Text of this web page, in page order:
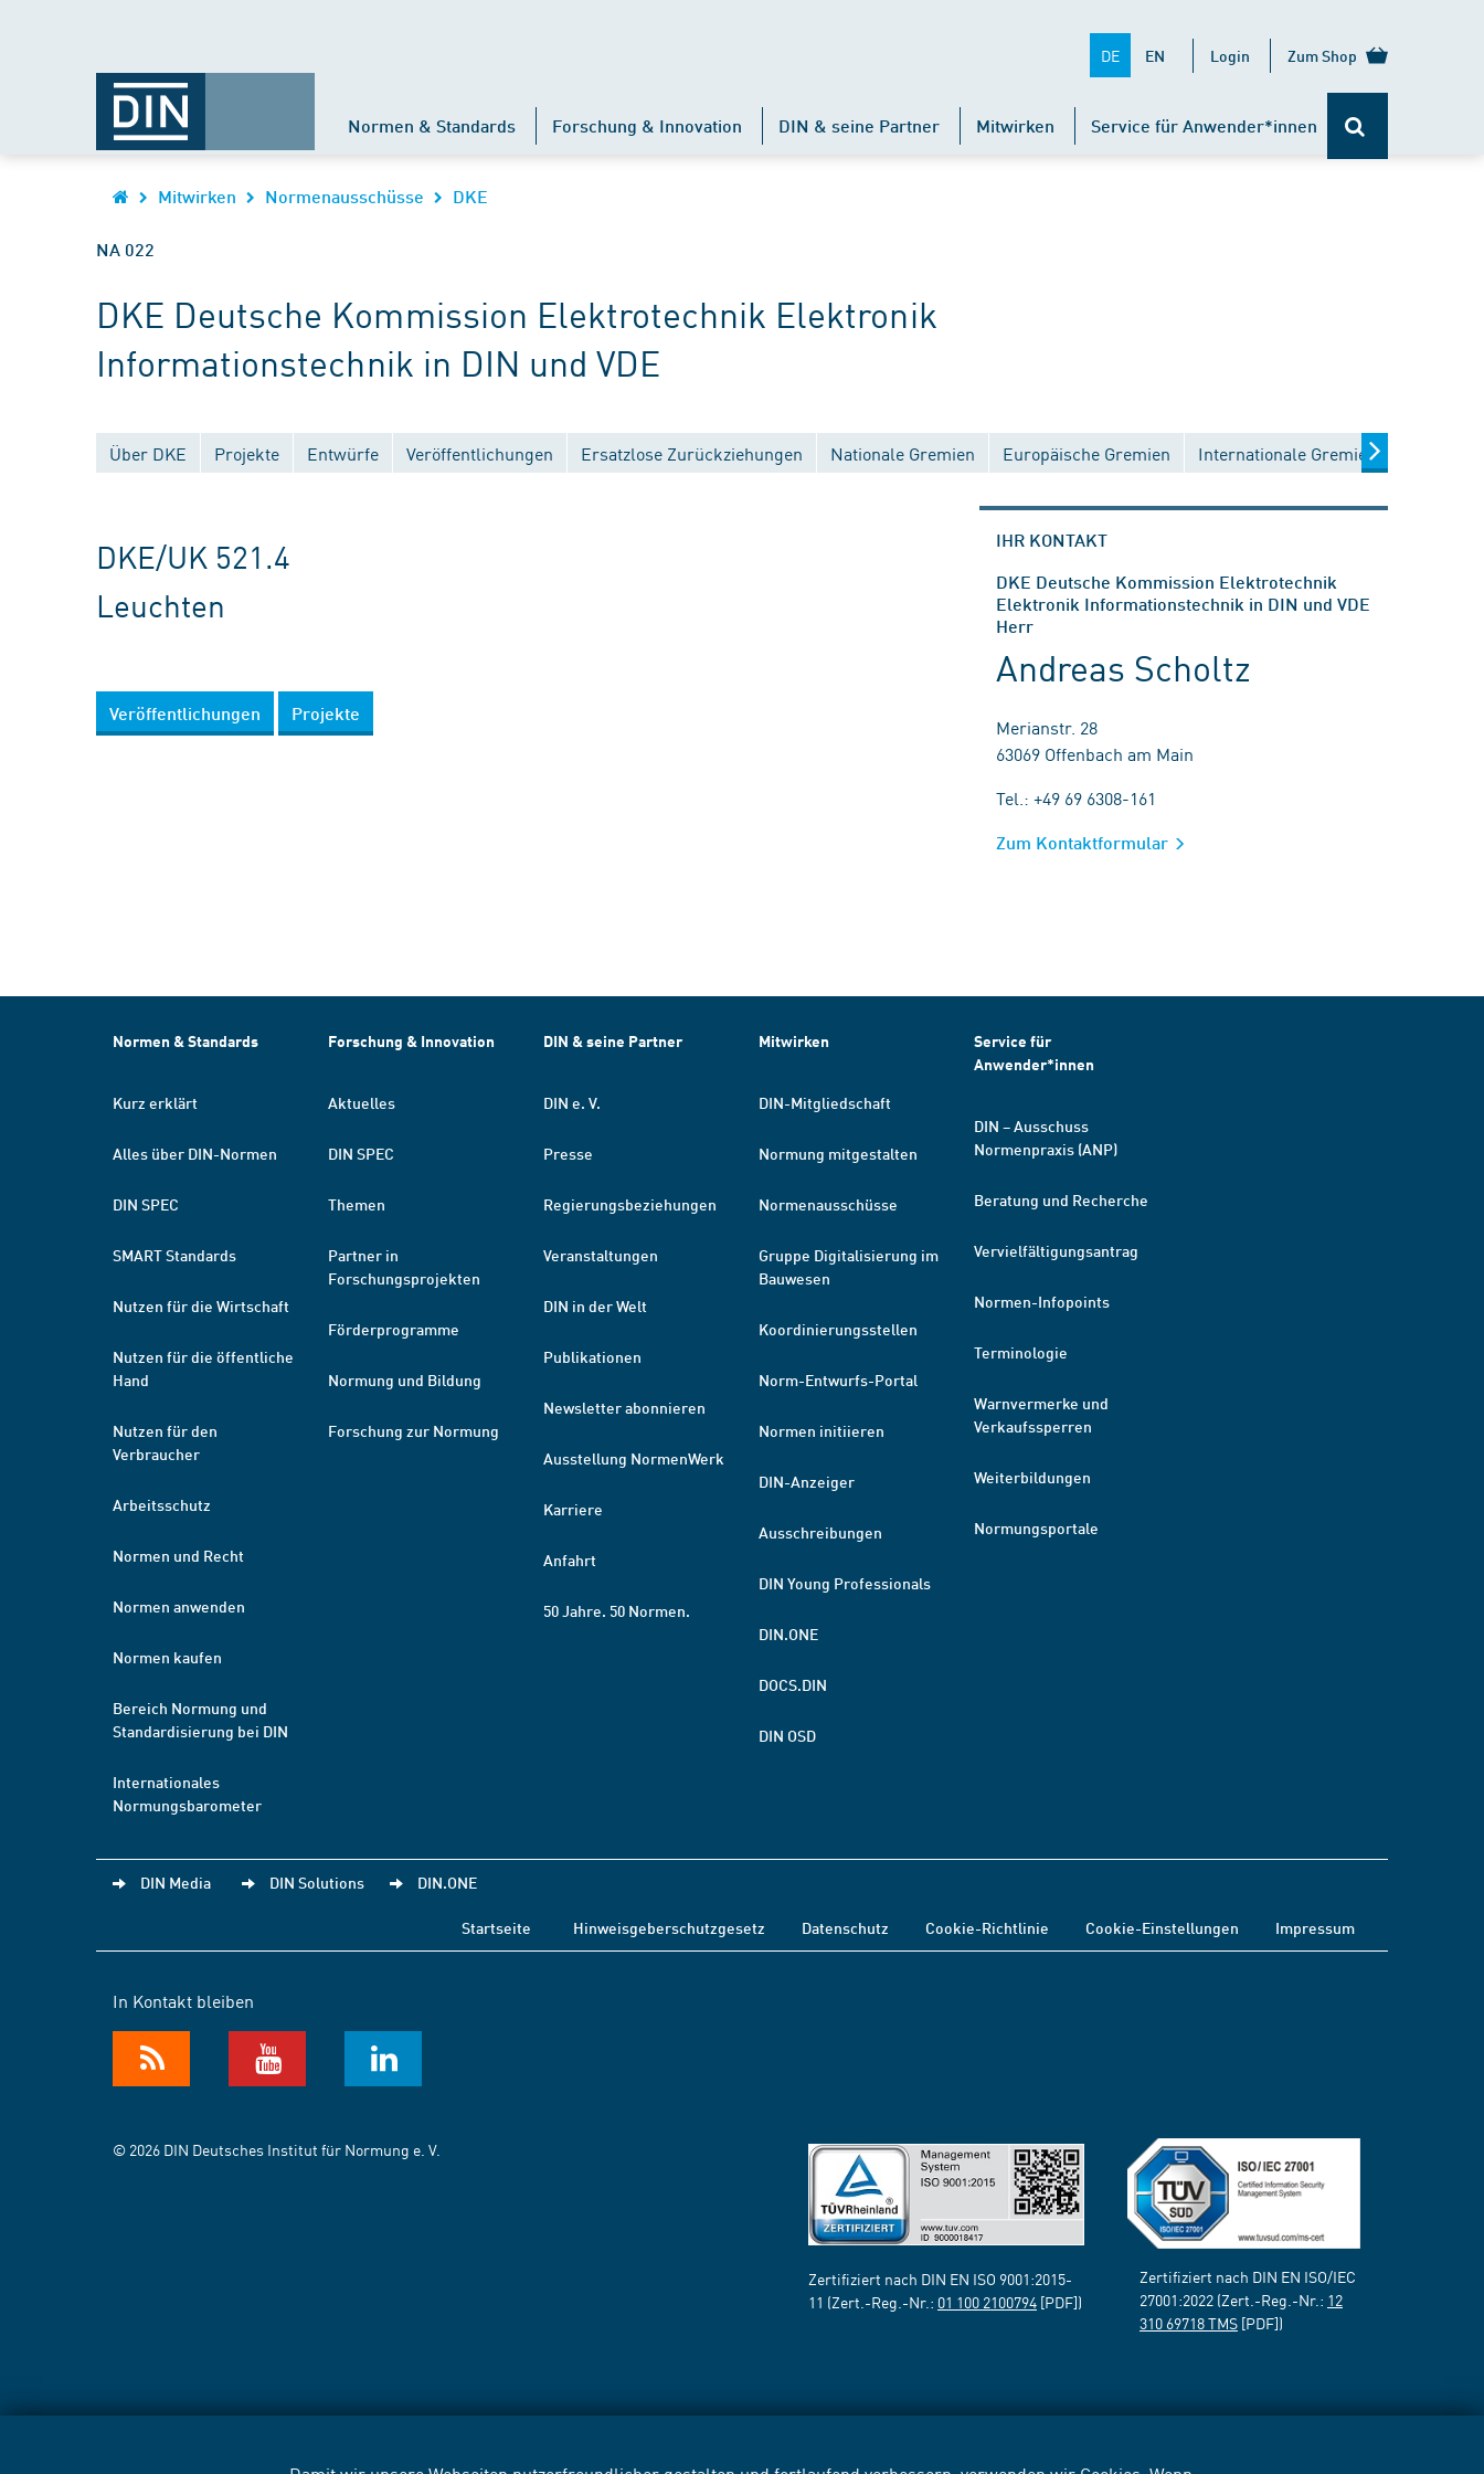
DE EN Login Zum Shop
Normen & Standards Forschung & Innovation DIN & seine Partner Mitwirken Service für Anwender*innen
Mitwirken Normenausschüsse DKE
NA 022
DKE Deutsche Kommission Elektrotechnik Elektronik
Informationstechnik in DIN und VDE
Über DKE Projekte Entwürfe Veröffentlichungen Ersatzlose Zurückziehungen Nationale Gremien Europäische Gremien Internationale Gremien
DKE/UK 521.4
Leuchten
Veröffentlichungen Projekte
IHR KONTAKT
DKE Deutsche Kommission Elektrotechnik
Elektronik Informationstechnik in DIN und VDE
Herr
Andreas Scholtz
Merianstr. 28
63069 Offenbach am Main
Tel.: +49 69 6308-161
Zum Kontaktformular
Normen & Standards
Kurz erklärt
Alles über DIN-Normen
DIN SPEC
SMART Standards
Nutzen für die Wirtschaft
Nutzen für die öffentliche
Hand
Nutzen für den
Verbraucher
Arbeitsschutz
Normen und Recht
Normen anwenden
Normen kaufen
Bereich Normung und
Standardisierung bei DIN
Internationales
Normungsbarometer
Forschung & Innovation
Aktuelles
DIN SPEC
Themen
Partner in
Forschungsprojekten
Förderprogramme
Normung und Bildung
Forschung zur Normung
DIN & seine Partner
DIN e. V.
Presse
Regierungsbeziehungen
Veranstaltungen
DIN in der Welt
Publikationen
Newsletter abonnieren
Ausstellung NormenWerk
Karriere
Anfahrt
50 Jahre. 50 Normen.
Mitwirken
DIN-Mitgliedschaft
Normung mitgestalten
Normenausschüsse
Gruppe Digitalisierung im
Bauwesen
Koordinierungsstellen
Norm-Entwurfs-Portal
Normen initiieren
DIN-Anzeiger
Ausschreibungen
DIN Young Professionals
DIN.ONE
DOCS.DIN
DIN OSD
Service für
Anwender*innen
DIN – Ausschuss
Normenpraxis (ANP)
Beratung und Recherche
Vervielfältigungsantrag
Normen-Infopoints
Terminologie
Warnvermerke und
Verkaufssperren
Weiterbildungen
Normungsportale
DIN Media DIN Solutions DIN.ONE
Startseite Hinweisgeberschutzgesetz Datenschutz Cookie-Richtlinie Cookie-Einstellungen Impressum
In Kontakt bleiben
© 2026 DIN Deutsches Institut für Normung e. V.
Zertifiziert nach DIN EN ISO 9001:2015-
11 (Zert.-Reg.-Nr.: 01 100 2100794 [PDF])
Zertifiziert nach DIN EN ISO/IEC
27001:2022 (Zert.-Reg.-Nr.: 12
310 69718 TMS [PDF])